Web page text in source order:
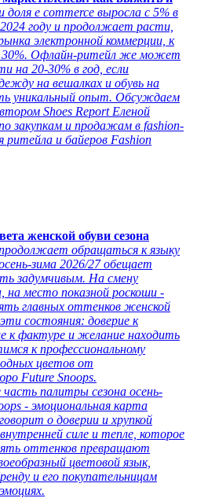
доля e commerce выросла с 5% в
году и продолжает расти,
электронной коммерции, к
30%. Офлайн-ритейл же может
на 20-30% в год, если
на вешалках и обувь на
уникальный опыт. Обсуждаем
Shoes Report Еленой
закупкам и продажам в fashion-
ритейла и байеров Fashion
женской обуви сезона
обращаться к языку
зима 2026/27 обещает
задумчивым. На смену
на место показной роскоши -
главных оттенков женской
состояния: доверие к
к фактуре и желание находить
к профессиональному
цветов от
Future Snoops.
палитры сезона осень-
- эмоциональная карта
о доверии и хрупкой
силе и тепле, которое
оттенков превращают
цветовой язык,
и его покупательницам